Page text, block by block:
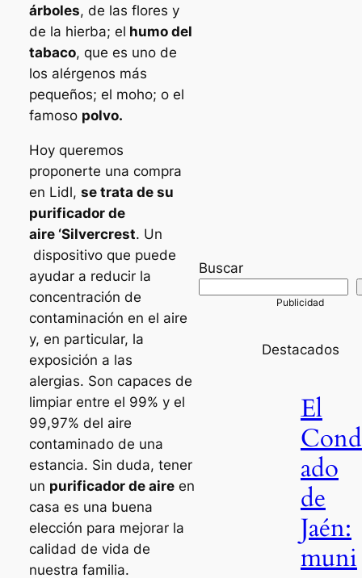
árboles, de las flores y
de la hierba; el humo del
tabaco, que es uno de
los alérgenos más
pequeños; el moho; o el
famoso polvo.
Hoy queremos
proponerte una compra
en Lidl, se trata de su
purificador de
aire ‘Silvercrest. Un
dispositivo que puede
ayudar a reducir la
concentración de
contaminación en el aire
y, en particular, la
exposición a las
alergias. Son capaces de
limpiar entre el 99% y el
99,97% del aire
contaminado de una
estancia. Sin duda, tener
un purificador de aireen
casa es una buena
elección para mejorar la
calidad de vida de
nuestra familia.
Buscar
Destacados
El
Cond
ado
de
Jaén:
muni